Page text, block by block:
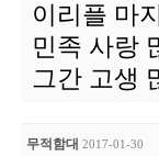
이리플 마
민족 사랑
그간 고생
무적함대 2017-01-30